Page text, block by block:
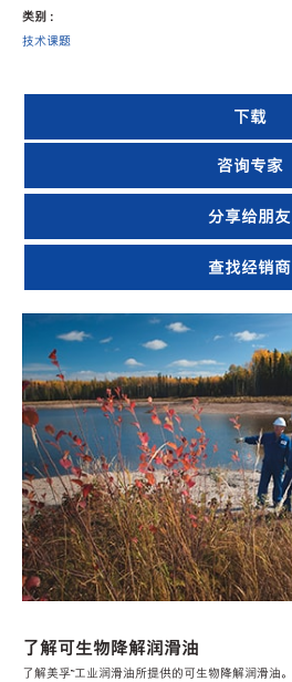
类别 :
技术课题
下载
咨询专家
分享给朋友
查找经销商
了解可生物降解润滑油
了解美孚™工业润滑油所提供的可生物降解润滑油。